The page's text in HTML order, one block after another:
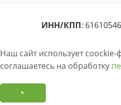
ИНН/КПП:
Наш сайт использует
соглашаетесь на обработку
×